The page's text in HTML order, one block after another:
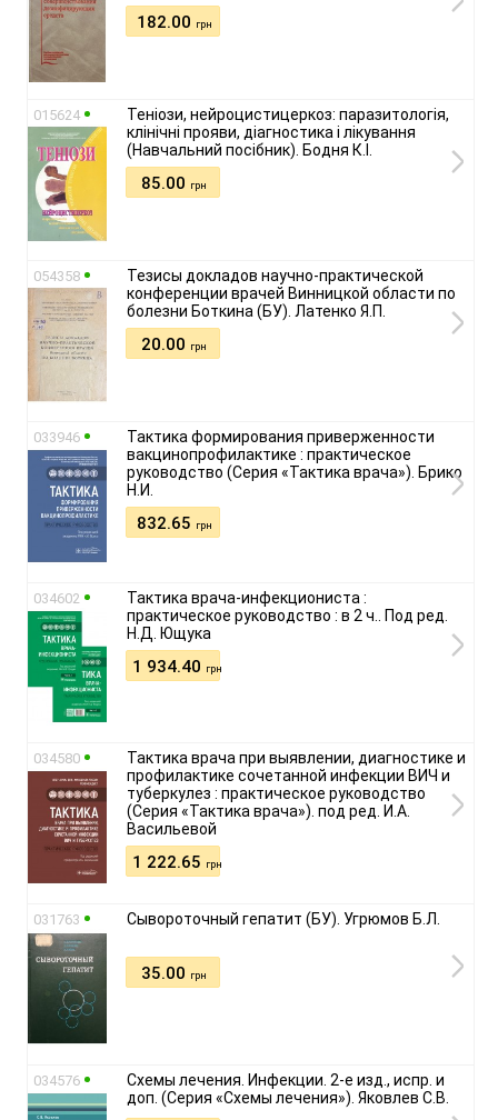
182.00 грн
015624
Теніози, нейроцистицеркоз: паразитологія,
клінічні прояви, діагностика і лікування
(Навчальний посібник). Бодня К.І.
85.00 грн
054358
Тезисы докладов научно-практической
конференции врачей Винницкой области по
болезни Боткина (БУ). Латенко Я.П.
20.00 грн
033946
Тактика формирования приверженности
вакцинопрофилактике : практическое
руководство (Серия «Тактика врача»). Брико
Н.И.
832.65 грн
034602
Тактика врача-инфекциониста :
практическое руководство : в 2 ч.. Под ред.
Н.Д. Ющука
1 934.40 грн
034580
Тактика врача при выявлении, диагностике и
профилактике сочетанной инфекции ВИЧ и
туберкулез : практическое руководство
(Серия «Тактика врача»). под ред. И.А.
Васильевой
1 222.65 грн
031763 Сывороточный гепатит (БУ). Угрюмов Б.Л.
35.00 грн
034576
Схемы лечения. Инфекции. 2-е изд., испр. и
доп. (Серия «Схемы лечения»). Яковлев С.В.